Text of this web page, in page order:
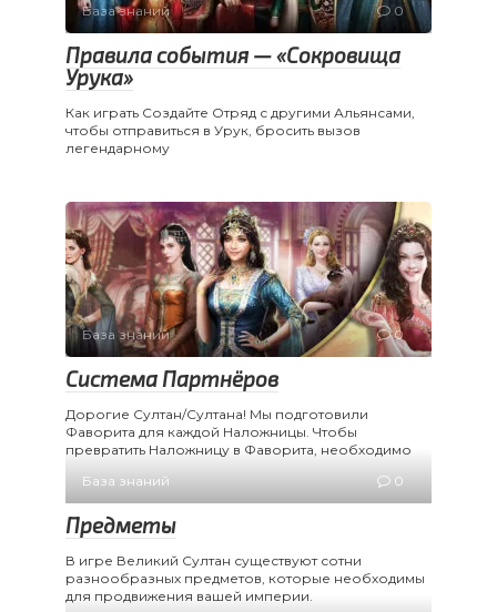
База знаний 0
Правила события — «Сокровища
Урука»
Как играть Создайте Отряд с другими Альянсами,
чтобы отправиться в Урук, бросить вызов
легендарному
База знаний 0
Система Партнёров
Дорогие Султан/Султана! Мы подготовили
Фаворита для каждой Наложницы. Чтобы
превратить Наложницу в Фаворита, необходимо
База знаний
0
Предметы
В игре Великий Султан существуют сотни
разнообразных предметов, которые необходимы
для продвижения вашей империи.